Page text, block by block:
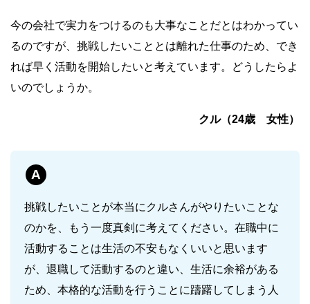
今の会社で実力をつけるのも大事なことだとはわかってい
るのですが、挑戦したいこととは離れた仕事のため、でき
れば早く活動を開始したいと考えています。どうしたらよ
いのでしょうか。
クル（24歳 女性）
A
挑戦したいことが本当にクルさんがやりたいことな
のかを、もう一度真剣に考えてください。在職中に
活動することは生活の不安もなくいいと思います
が、退職して活動するのと違い、生活に余裕がある
ため、本格的な活動を行うことに躊躇してしまう人